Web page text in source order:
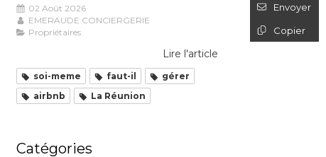
Envoyer
Copier
02 Août 2026
EMERAUDE CONCIERGERIE
Propriétaires
Lire l'article
soi-meme faut-il
gérer
airbnb
La Réunion
Catégories